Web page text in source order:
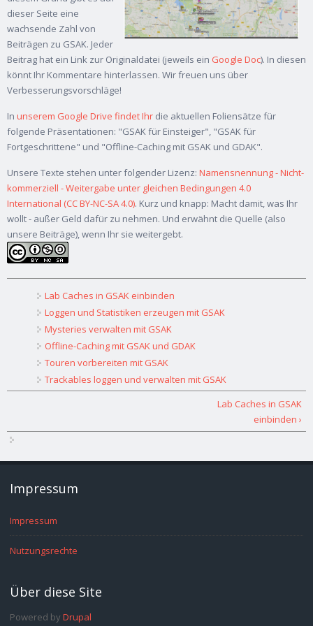
dieser Seite eine
wachsende Zahl von
Beiträgen zu GSAK. Jeder
Beitrag hat ein Link zur Originaldatei (jeweils ein Google Doc). In diesen
könnt Ihr Kommentare hinterlassen. Wir freuen uns über
Verbesserungsvorschläge!
In unserem Google Drive findet Ihr die aktuellen Foliensätze für
folgende Präsentationen: "GSAK für Einsteiger", "GSAK für
Fortgeschrittene" und "Offline-Caching mit GSAK und GDAK".
Unsere Texte stehen unter folgender Lizenz: Namensnennung - Nicht-
kommerziell - Weitergabe unter gleichen Bedingungen 4.0
International (CC BY-NC-SA 4.0). Kurz und knapp: Macht damit, was Ihr
wollt - außer Geld dafür zu nehmen. Und erwähnt die Quelle (also
unsere Beiträge), wenn Ihr sie weitergebt.
Lab Caches in GSAK einbinden
Loggen und Statistiken erzeugen mit GSAK
Mysteries verwalten mit GSAK
Offline-Caching mit GSAK und GDAK
Touren vorbereiten mit GSAK
Trackables loggen und verwalten mit GSAK
Lab Caches in GSAK
einbinden ›
Impressum
Impressum
Nutzungsrechte
Über diese Site
Powered byDrupal